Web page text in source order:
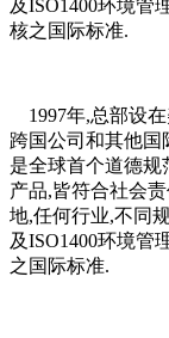
及ISO1400环境管
核之国际标准.
1997年,总部设
跨国公司和其他国
是全球首个道德规
产品,皆符合社会
地,任何行业,不同
及ISO1400环境管
之国际标准.